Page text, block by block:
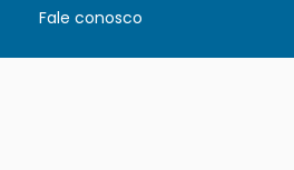
Fale conosco